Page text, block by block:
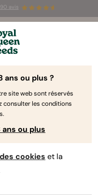
avis
-50 % sur
ans ou plus ?
site web sont réservés
consulter les conditions
ans ou plus
cookies et la